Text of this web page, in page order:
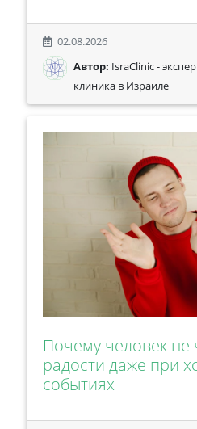
02.08.2026
Автор: IsraClinic -
клиника в Израиле
Почему человек не
радости даже при
событиях